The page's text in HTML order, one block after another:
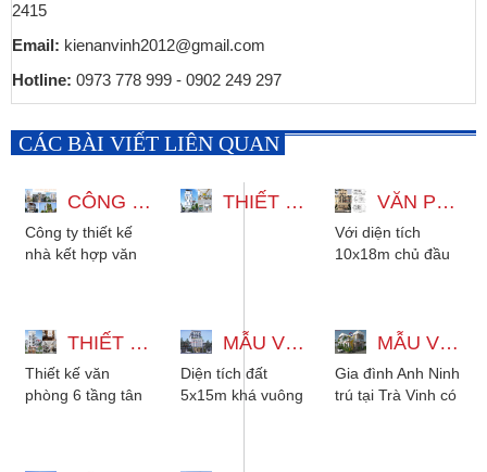
2415
Email: kienanvinh2012@gmail.com
Hotline: 0973 778 999 - 0902 249 297
CÁC BÀI VIẾT LIÊN QUAN
CÔNG TY THIẾT KẾ NHÀ KẾT HỢP VĂN PHÒNG ĐẸP TẠI GÒ VẤP (CŨ)
Công ty thiết kế
nhà kết hợp văn
dân....
THIẾT KẾ VĂN PHÒNG KẾT HỢP NHÀ 6 TẦNG HIỆN ĐẠI TẠI TÂN BÌNH VĂN PHÒNG 6 TẦNG 10X18M KẾT HỢP NHÀ Ở
Với diện tích
10x18m chủ đầu
phòng đẹp....
THIẾT KẾ VĂN PHÒNG 6 TẦNG TÂN CỔ ĐIỂN ĐẸP TẠI TÂN PHÚ
Thiết kế văn
phòng 6 tầng tân
MẪU VĂN PHÒNG 5 TẦNG 5X15M ĐẸP TINH TẾ
Diện tích đất
5x15m khá vuông
MẪU VĂN PHÒNG 2 TẦNG 12X21M KẾT HỢP NHÀ Ở HIỆN ĐẠI
Gia đình Anh Ninh
trú tại Trà Vinh có